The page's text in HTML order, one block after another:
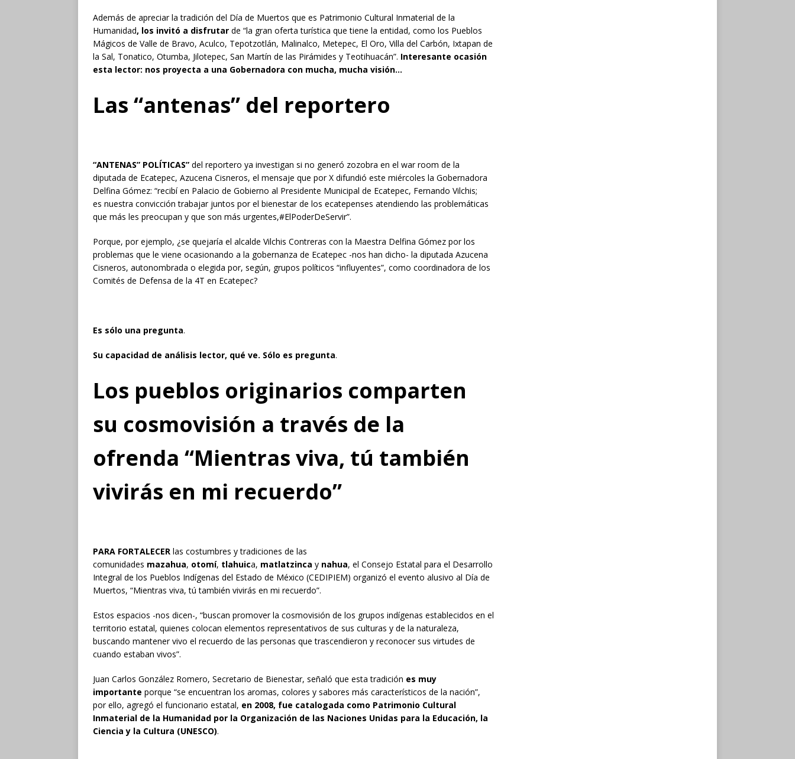
Además de apreciar la tradición del Día de Muertos que es Patrimonio Cultural Inmaterial de la
Humanidad, los invitó a disfrutar de “la gran oferta turística que tiene la entidad, como los Pueblos
Mágicos de Valle de Bravo, Aculco, Tepotzotlán, Malinalco, Metepec, El Oro, Villa del Carbón, Ixtapan de
la Sal, Tonatico, Otumba, Jilotepec, San Martín de las Pirámides y Teotihuacán”. Interesante ocasión
esta lector: nos proyecta a una Gobernadora con mucha, mucha visión…
Las “antenas” del reportero
“ANTENAS” POLÍTICAS” del reportero ya investigan si no generó zozobra en el war room de la
diputada de Ecatepec, Azucena Cisneros, el mensaje que por X difundió este miércoles la Gobernadora
Delfina Gómez: “recibí en Palacio de Gobierno al Presidente Municipal de Ecatepec, Fernando Vilchis;
es nuestra convicción trabajar juntos por el bienestar de los ecatepenses atendiendo las problemáticas
que más les preocupan y que son más urgentes,#ElPoderDeServir”.
Porque, por ejemplo, ¿se quejaría el alcalde Vilchis Contreras con la Maestra Delfina Gómez por los
problemas que le viene ocasionando a la gobernanza de Ecatepec -nos han dicho- la diputada Azucena
Cisneros, autonombrada o elegida por, según, grupos políticos “influyentes”, como coordinadora de los
Comités de Defensa de la 4T en Ecatepec?
Es sólo una pregunta.
Su capacidad de análisis lector, qué ve. Sólo es pregunta.
Los pueblos originarios comparten
su cosmovisión a través de la
ofrenda “Mientras viva, tú también
vivirás en mi recuerdo”
PARA FORTALECER las costumbres y tradiciones de las
comunidades mazahua, otomí, tlahuica, matlatzinca y nahua, el Consejo Estatal para el Desarrollo
Integral de los Pueblos Indígenas del Estado de México (CEDIPIEM) organizó el evento alusivo al Día de
Muertos, “Mientras viva, tú también vivirás en mi recuerdo”.
Estos espacios -nos dicen-, “buscan promover la cosmovisión de los grupos indígenas establecidos en el
territorio estatal, quienes colocan elementos representativos de sus culturas y de la naturaleza,
buscando mantener vivo el recuerdo de las personas que trascendieron y reconocer sus virtudes de
cuando estaban vivos”.
Juan Carlos González Romero, Secretario de Bienestar, señaló que esta tradición es muy
importante porque “se encuentran los aromas, colores y sabores más característicos de la nación”,
por ello, agregó el funcionario estatal, en 2008, fue catalogada como Patrimonio Cultural
Inmaterial de la Humanidad por la Organización de las Naciones Unidas para la Educación, la
Ciencia y la Cultura (UNESCO).